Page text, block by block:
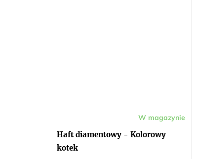
Haft diamentowy - Kolorowy
kotek
W magazynie